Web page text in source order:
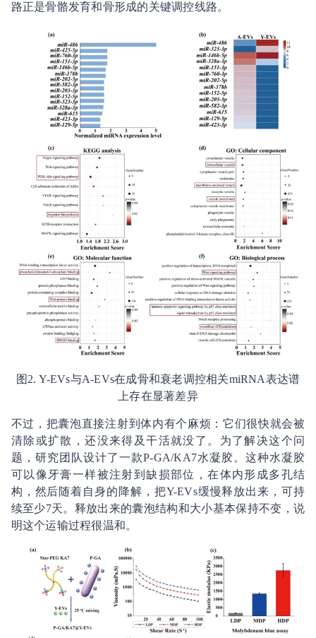
路正是骨骼发育和骨形成的关键调控线路。
图2. Y-EVs与A-EVs在成骨和衰老调控相关miRNA表达谱
上存在显著差异
不过，把囊泡直接注射到体内有个麻烦：它们很快就会被
清除或扩散，还没来得及干活就没了。为了解决这个问
题，研究团队设计了一款P-GA/KA7水凝胶。这种水凝胶
可以像牙膏一样被注射到缺损部位，在体内形成多孔结
构，然后随着自身的降解，把Y-EVs缓慢释放出来，可持
续至少7天。释放出来的囊泡结构和大小基本保持不变，说
明这个运输过程很温和。